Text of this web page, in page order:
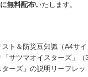
無料配布いたします。
スト＆防災豆知識（A4サイ
「サツマオイスターズ」（3
ターズ」の説明リーフレッ